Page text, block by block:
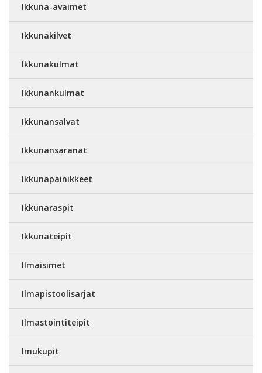
Ikkuna-avaimet
Ikkunakilvet
Ikkunakulmat
Ikkunankulmat
Ikkunansalvat
Ikkunansaranat
Ikkunapainikkeet
Ikkunaraspit
Ikkunateipit
Ilmaisimet
Ilmapistoolisarjat
Ilmastointiteipit
Imukupit